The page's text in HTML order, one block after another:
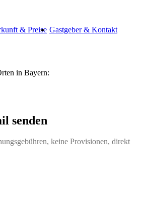
& Preise Gastgeber & Kontakt
in Bayern:
senden
keine Provisionen, direkt